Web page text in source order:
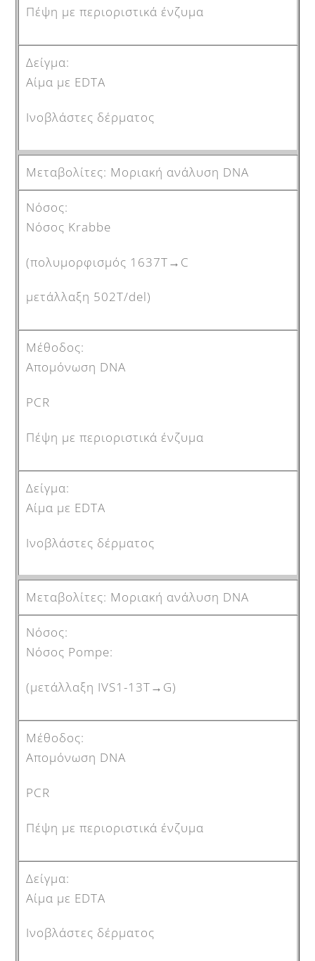
Πέψη με περιοριστικά ένζυμα
Αίμα με EDTA
Ινοβλάστες δέρματος
Μοριακή ανάλυση DNA
Nόσος Krabbe
(πολυμορφισμός 1637T→C
μετάλλαξη 502Τ/del)
Aπομόνωση DNA
PCR
Πέψη με περιοριστικά ένζυμα
Αίμα με EDTA
Ινοβλάστες δέρματος
Μοριακή ανάλυση DNA
Nόσος Pompe:
(μετάλλαξη IVS1-13T→G)
Aπομόνωση DNA
PCR
Πέψη με περιοριστικά ένζυμα
Αίμα με EDTA
Ινοβλάστες δέρματος